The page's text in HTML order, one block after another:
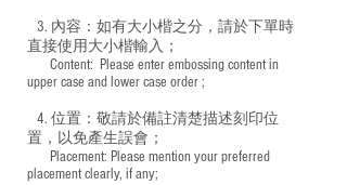
3. 內容：如有大小楷之分，請於下單時
直接使用大小楷輸入；
​ Content: Please enter embossing content in
upper case and lower case order ;
4. 位置：敬請於備註清楚描述刻印位
置，以免產生誤會；
​ Placement: Please mention your preferred
placement clearly, if any;